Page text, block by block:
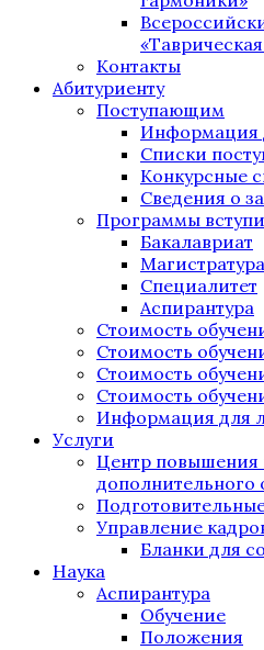
Контакты
Абитуриенту
Поступающим
Информация
Списки
Конкурсные
Сведения о
Программы
Бакалавриат
Магистратура
Специалитет
Аспирантура
Стоимость
Стоимость
Стоимость
Стоимость
Информация для
Услуги
Центр
дополнительного
Управление
Бланки для
Наука
Аспирантура
Обучение
Положения